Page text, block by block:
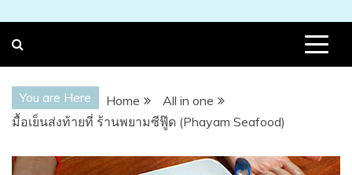
You are Here Home
All in one
มื้อเย็นส่งท้ายที่ ร้านพยามซีฟู๊ด (Phayam Seafood)